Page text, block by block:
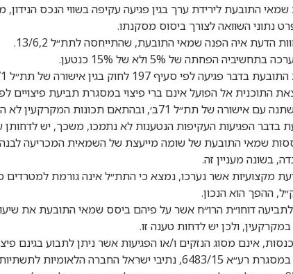
התובעת לירידת ערך בגין פגיעה עקיפה בשווי הנכס הנידון,
נתוני השוואה לצורך ביסוס מסקנתו.
הדעת איה הפנה שמאי התובעת, שהתייחסה לתת״ל 13/6,2.
הפחתה של 5% ולא של 15% כנטען.
אל הפועל אינם ברי פיצוי במסגרת תביעת פיצויים לפי סעיף 197 לחוק התכנון
71ב׳, ובהתאם תכונות המקרקעין לא השתנו לאור אישורה.
בדבר הפגיעות העקיפות הנטענות לא נתמכו, משכך, יש
שמאי התובעת של שומה מייעצת של השמאית המכריעה
בשונה מעניין זה.
מקצועיות אשר נערכו, נמצא כי התת״ל אינה גורמת למטרדים
ההפך הוא הנכון.
לתביעה דוחו״ת הרו״ח אשר על פיהם ביסס שמאי התובעת את
ולכן יש לדחות טענה זו.